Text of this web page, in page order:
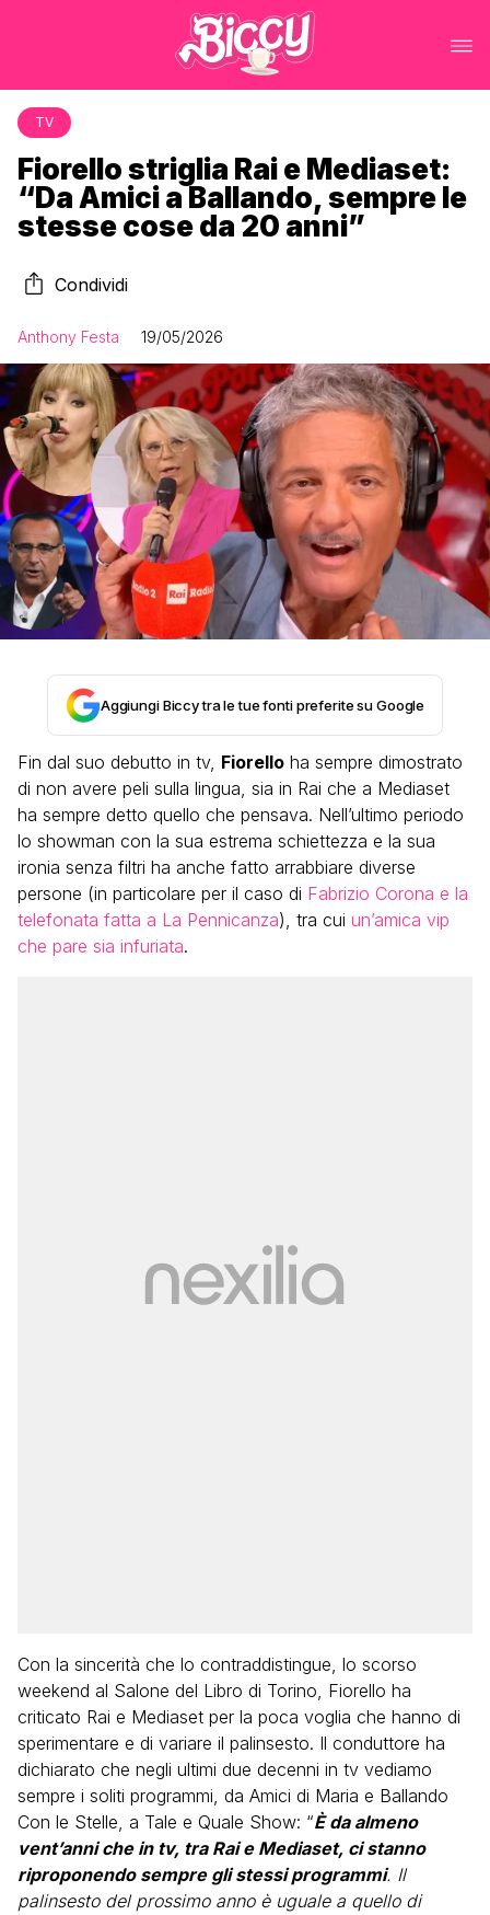
TV
Fiorello striglia Rai e Mediaset:
“Da Amici a Ballando, sempre le
stesse cose da 20 anni”
Condividi
Anthony Festa 19/05/2026
Aggiungi Biccy tra le tue fonti preferite su Google
Fin dal suo debutto in tv, Fiorello ha sempre dimostrato
di non avere peli sulla lingua, sia in Rai che a Mediaset
ha sempre detto quello che pensava. Nell’ultimo periodo
lo showman con la sua estrema schiettezza e la sua
ironia senza filtri ha anche fatto arrabbiare diverse
persone (in particolare per il caso di Fabrizio Corona e la
telefonata fatta a La Pennicanza), tra cui un’amica vip
che pare sia infuriata.
Con la sincerità che lo contraddistingue, lo scorso
weekend al Salone del Libro di Torino, Fiorello ha
criticato Rai e Mediaset per la poca voglia che hanno di
sperimentare e di variare il palinsesto. Il conduttore ha
dichiarato che negli ultimi due decenni in tv vediamo
sempre i soliti programmi, da Amici di Maria e Ballando
Con le Stelle, a Tale e Quale Show: “È da almeno
vent’anni che in tv, tra Rai e Mediaset, ci stanno
riproponendo sempre gli stessi programmi. Il
palinsesto del prossimo anno è uguale a quello di